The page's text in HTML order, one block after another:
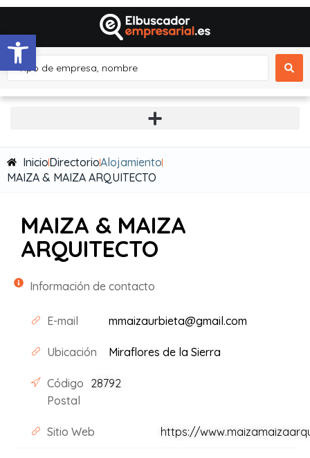
Abrir barra de herramientas
InicioDirectorioAlojamiento
MAIZA & MAIZA ARQUITECTO
MAIZA & MAIZA
ARQUITECTO
Información de contacto
E-mail mmaizaurbieta@gmail.com
Ubicación Miraflores de la Sierra
Código
Postal
28792
Sitio Web https://